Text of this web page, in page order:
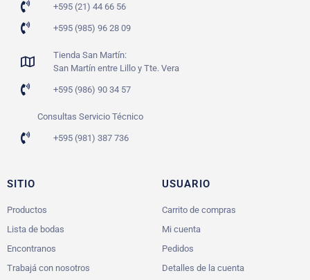
+595 (21) 44 66 56
+595 (985) 96 28 09
Tienda San Martín:
San Martín entre Lillo y Tte. Vera
+595 (986) 90 34 57
Consultas Servicio Técnico
+595 (981) 387 736
SITIO
Productos
Lista de bodas
Encontranos
Trabajá con nosotros
USUARIO
Carrito de compras
Mi cuenta
Pedidos
Detalles de la cuenta